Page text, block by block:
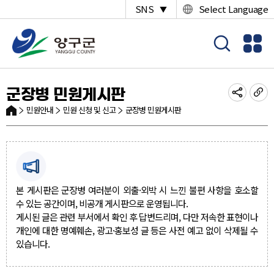
SNS ▼ Select Language
군장병 민원게시판
민원안내 민원 신청 및 신고 군장병 민원게시판
본 게시판은 군장병 여러분이 외출·외박 시 느낀 불편 사항을 호소할
수 있는 공간이며, 비공개 게시판으로 운영됩니다.
게시된 글은 관련 부서에서 확인 후 답변드리며, 다만 저속한 표현이나
개인에 대한 명예훼손, 광고·홍보성 글 등은 사전 예고 없이 삭제될 수
있습니다.